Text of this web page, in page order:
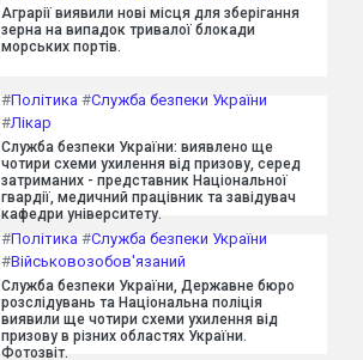
Аграрії виявили нові місця для зберігання
зерна на випадок тривалої блокади
морських портів.
#Політика #Служба безпеки України
#Лікар
Служба безпеки України: виявлено ще
чотири схеми ухилення від призову, серед
затриманих - представник Національної
гвардії, медичний працівник та завідувач
кафедри університету.
#Політика #Служба безпеки України
#Військовозобов'язаний
Служба безпеки України, Державне бюро
розслідувань та Національна поліція
виявили ще чотири схеми ухилення від
призову в різних областях України.
Фотозвіт.